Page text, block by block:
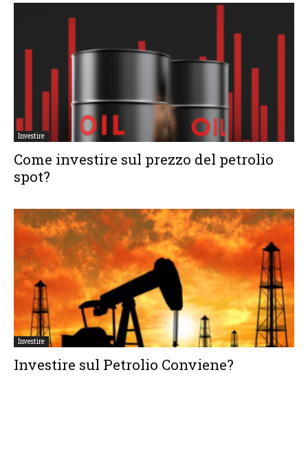
Investire
Come investire sul prezzo del petrolio
spot?
Investire
Investire sul Petrolio Conviene?